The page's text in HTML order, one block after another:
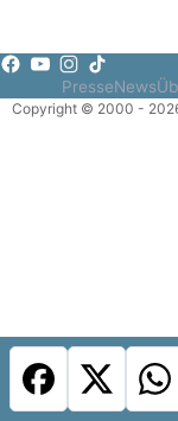
PresseNews
Copyright © 2000 -